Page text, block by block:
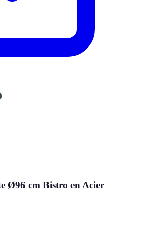
Ø96 cm Bistro en Acier